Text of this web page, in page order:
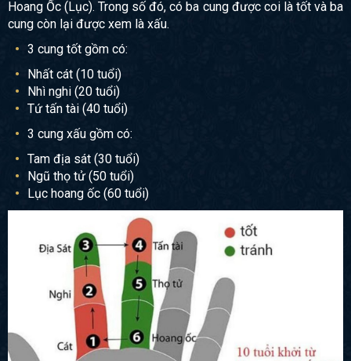
Hoang Ốc (Lục). Trong số đó, có ba cung được coi là tốt và ba
cung còn lại được xem là xấu.
3 cung tốt gồm có:
Nhất cát (10 tuổi)
Nhì nghi (20 tuổi)
Tứ tấn tài (40 tuổi)
3 cung xấu gồm có:
Tam địa sát (30 tuổi)
Ngũ thọ tử (50 tuổi)
Lục hoang ốc (60 tuổi)